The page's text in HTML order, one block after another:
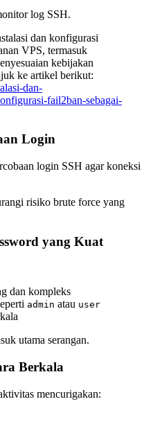
log SSH.
dan konfigurasi
VPS, termasuk
kebijakan
ke artikel berikut:
dan-
fail2ban-sebagai-
Login
login SSH agar koneksi
risiko brute force yang
yang Kuat
dan kompleks
admin atau user
utama serangan.
Berkala
mencurigakan: